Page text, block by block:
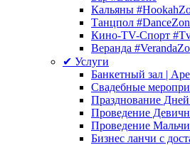
Кальяны
Танцпол
Кино-TV-Спорт
Веранда
✔ Услуги
Банкетный зал |
Свадебные
Празднование
Проведение
Проведение
Бизнес ланчи с